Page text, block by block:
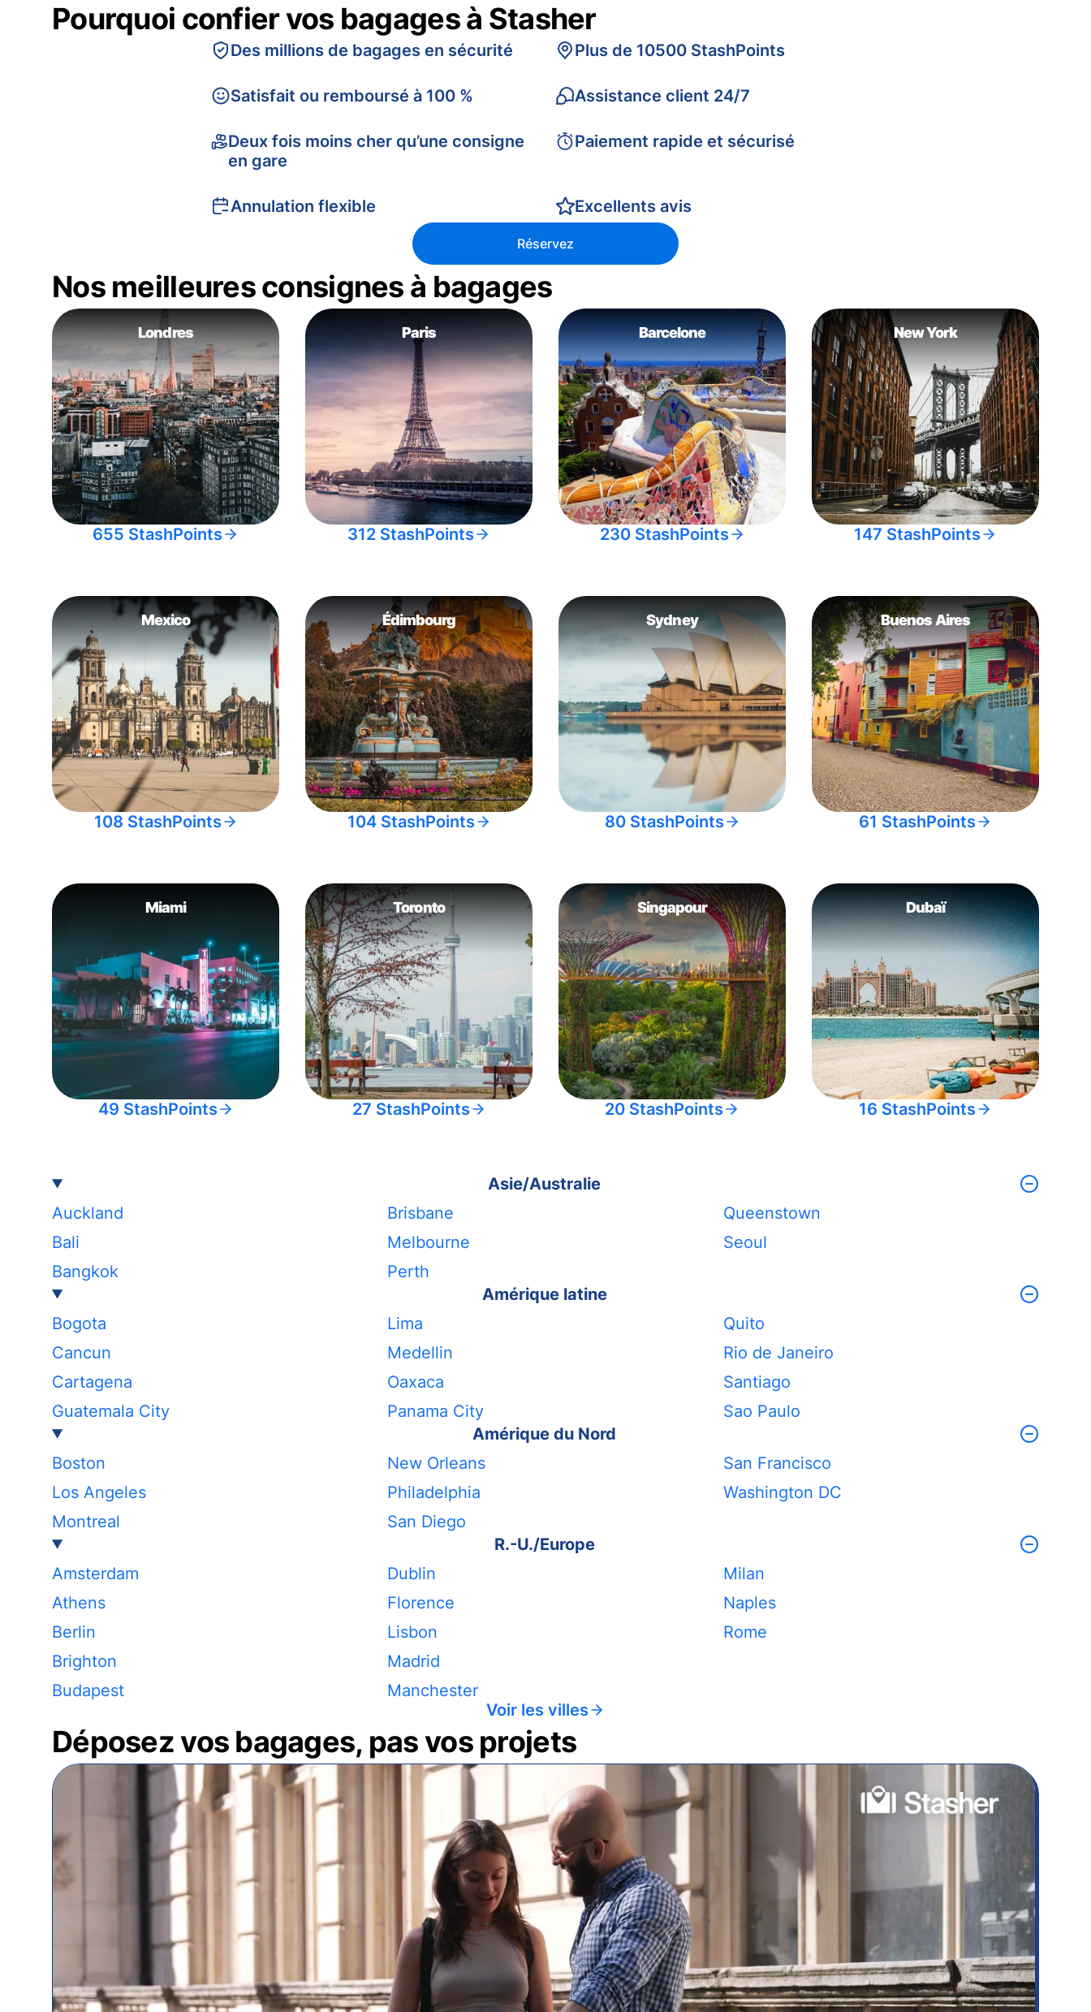
Pourquoi confier vos bagages à Stasher
Des millions de bagages en sécurité
Satisfait ou remboursé à 100 %
Deux fois moins cher qu’une consigne
en gare
Annulation flexible
Plus de 10500 StashPoints
Assistance client 24/7
Paiement rapide et sécurisé
Excellents avis
Réservez
Nos meilleures consignes à bagages
Londres
655 StashPoints
Paris
312 StashPoints
Barcelone
230 StashPoints
New York
147 StashPoints
Mexico
108 StashPoints
Édimbourg
104 StashPoints
Sydney
80 StashPoints
Buenos Aires
61 StashPoints
Miami
49 StashPoints
Toronto
27 StashPoints
Singapour
20 StashPoints
Dubaï
16 StashPoints
Asie/Australie
Auckland
Bali
Bangkok
Brisbane
Melbourne
Perth
Queenstown
Seoul
Amérique latine
Bogota
Cancun
Cartagena
Guatemala City
Lima
Medellin
Oaxaca
Panama City
Quito
Rio de Janeiro
Santiago
Sao Paulo
Amérique du Nord
Boston
Los Angeles
Montreal
New Orleans
Philadelphia
San Diego
San Francisco
Washington DC
R.-U./Europe
Amsterdam
Athens
Berlin
Brighton
Budapest
Dublin
Florence
Lisbon
Madrid
Manchester
Milan
Naples
Rome
Voir les villes
Déposez vos bagages, pas vos projets